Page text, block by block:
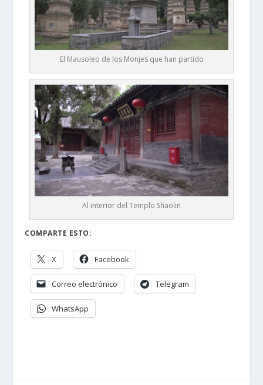
El Mausoleo de los Monjes que han partido
Al interior del Templo Shaolin
COMPARTE ESTO:
X Facebook
Correo electrónico Telegram
WhatsApp